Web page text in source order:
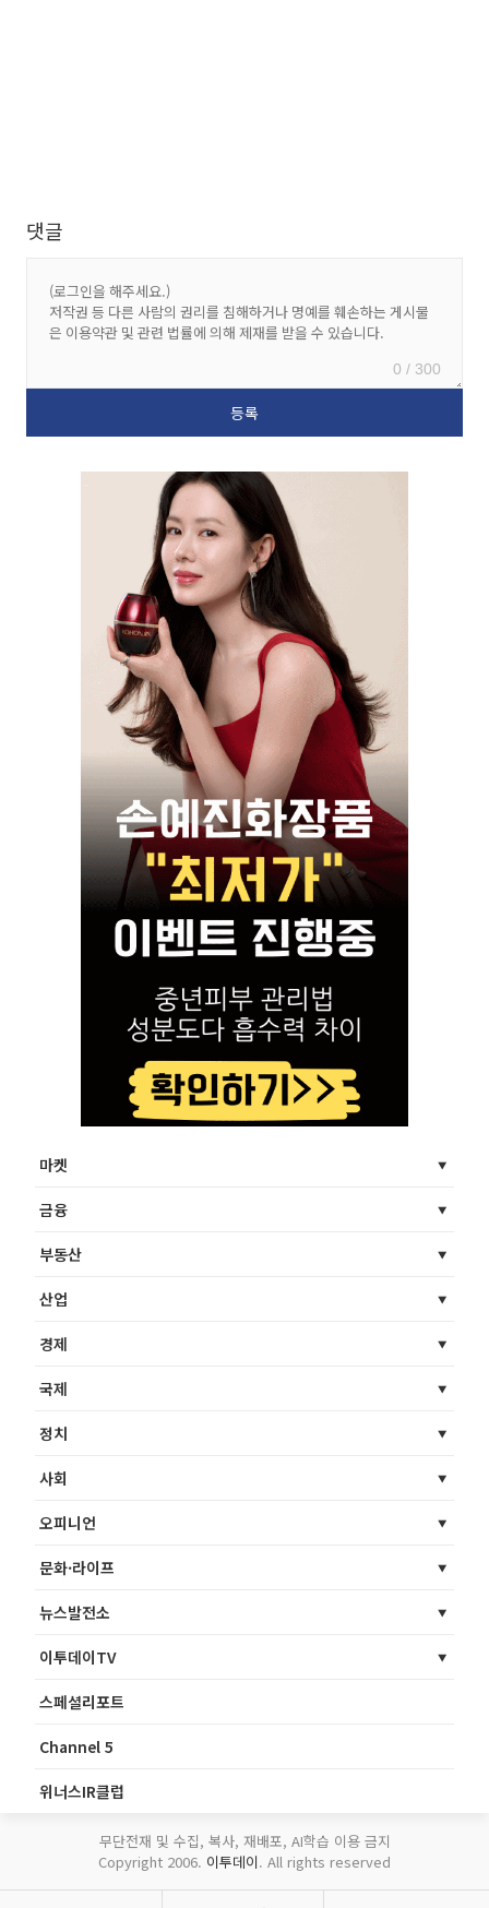
댓글
0 / 300
마켓
금융
부동산
산업
경제
국제
정치
사회
오피니언
문화·라이프
뉴스발전소
이투데이TV
스페셜리포트
Channel 5
위너스IR클럽
무단전재 및 수집, 복사, 재배포, AI학습 이용 금지
Copyright 2006. 이투데이. All rights reserved